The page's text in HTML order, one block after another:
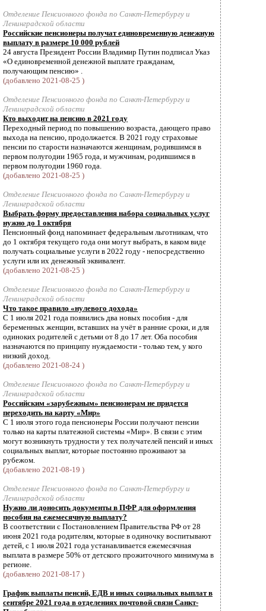
Отделение Пенсионного фонда по Санкт-Петербургу и
Ленинградской области
Российские пенсионеры получат единовременную денежную
выплату в размере 10 000 рублей
24 августа Президент России Владимир Путин подписал Указ
«О единовременной денежной выплате гражданам,
получающим пенсию» .
(добавлено 2021-08-25 )
Отделение Пенсионного фонда по Санкт-Петербургу и
Ленинградской области
Кто выходит на пенсию в 2021 году
Переходный период по повышению возраста, дающего право
выхода на пенсию, продолжается. В 2021 году страховые
пенсии по старости назначаются женщинам, родившимся в
первом полугодии 1965 года, и мужчинам, родившимся в
первом полугодии 1960 года.
(добавлено 2021-08-25 )
Отделение Пенсионного фонда по Санкт-Петербургу и
Ленинградской области
Выбрать форму предоставления набора социальных услуг
нужно до 1 октября
Пенсионный фонд напоминает федеральным льготникам, что
до 1 октября текущего года они могут выбрать, в каком виде
получать социальные услуги в 2022 году - непосредственно
услуги или их денежный эквивалент.
(добавлено 2021-08-25 )
Отделение Пенсионного фонда по Санкт-Петербургу и
Ленинградской области
Что такое правило «нулевого дохода»
С 1 июля 2021 года появились два новых пособия - для
беременных женщин, вставших на учёт в ранние сроки, и для
одиноких родителей с детьми от 8 до 17 лет. Оба пособия
назначаются по принципу нуждаемости - только тем, у кого
низкий доход.
(добавлено 2021-08-24 )
Отделение Пенсионного фонда по Санкт-Петербургу и
Ленинградской области
Российским «зарубежным» пенсионерам не придется
переходить на карту «Мир»
С 1 июля этого года пенсионеры России получают пенсии
только на карты платежной системы «Мир». В связи с этим
могут возникнуть трудности у тех получателей пенсий и иных
социальных выплат, которые постоянно проживают за
рубежом.
(добавлено 2021-08-19 )
Отделение Пенсионного фонда по Санкт-Петербургу и
Ленинградской области
Нужно ли доносить документы в ПФР для оформления
пособия на ежемесячную выплату?
В соответствии с Постановлением Правительства РФ от 28
июня 2021 года родителям, которые в одиночку воспитывают
детей, с 1 июля 2021 года устанавливается ежемесячная
выплата в размере 50% от детского прожиточного минимума в
регионе.
(добавлено 2021-08-17 )
График выплаты пенсий, ЕДВ и иных социальных выплат в
сентябре 2021 года в отделениях почтовой связи Санкт-